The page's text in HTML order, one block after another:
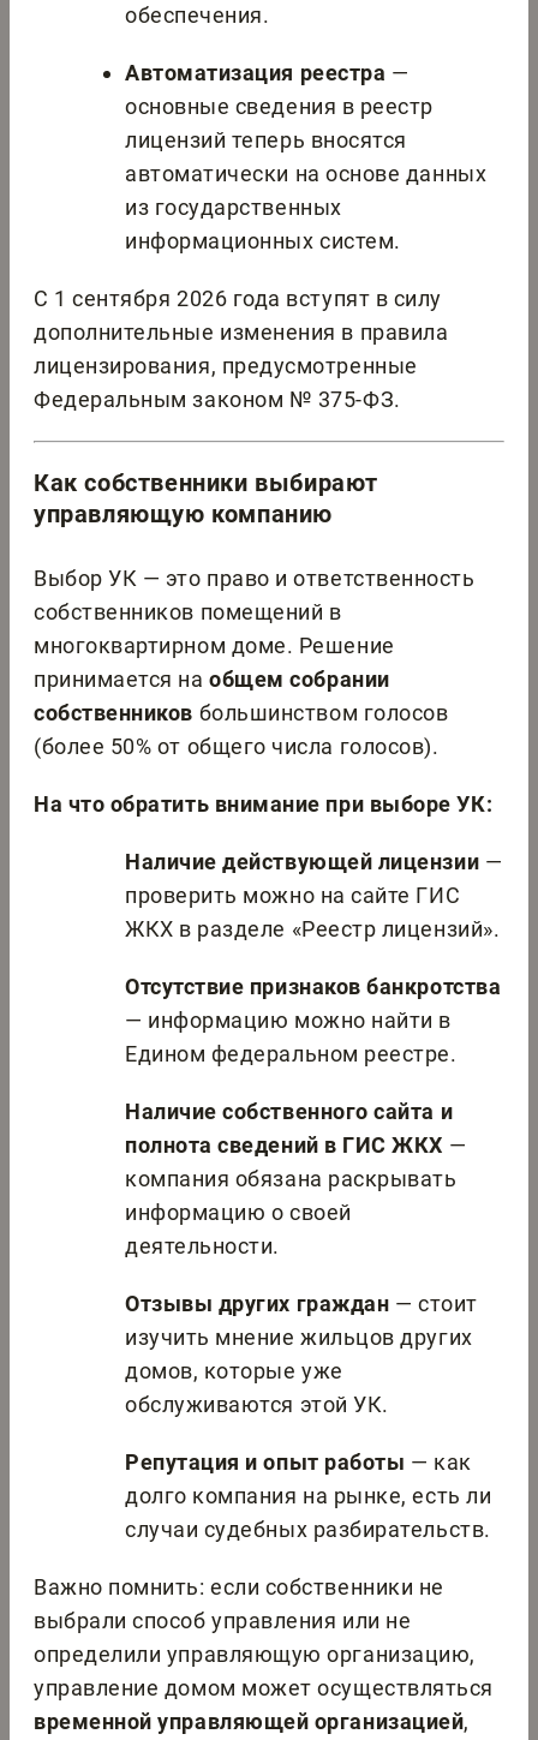
обеспечения.
Автоматизация реестра —
основные сведения в реестр
лицензий теперь вносятся
автоматически на основе данных
из государственных
информационных систем.
С 1 сентября 2026 года вступят в силу
дополнительные изменения в правила
лицензирования, предусмотренные
Федеральным законом № 375-ФЗ.
Как собственники выбирают
управляющую компанию
Выбор УК — это право и ответственность
собственников помещений в
многоквартирном доме. Решение
принимается наобщем собрании
собственников большинством голосов
(более 50% от общего числа голосов).
На что обратить внимание при выборе УК:
Наличие действующей лицензии —
проверить можно на сайте ГИС
ЖКХ в разделе «Реестр лицензий».
Отсутствие признаков банкротства
— информацию можно найти в
Едином федеральном реестре.
Наличие собственного сайта и
полнота сведений в ГИС ЖКХ —
компания обязана раскрывать
информацию о своей
деятельности.
Отзывы других граждан — стоит
изучить мнение жильцов других
домов, которые уже
обслуживаются этой УК.
Репутация и опыт работы — как
долго компания на рынке, есть ли
случаи судебных разбирательств.
Важно помнить: если собственники не
выбрали способ управления или не
определили управляющую организацию,
управление домом может осуществляться
временной управляющей организацией,